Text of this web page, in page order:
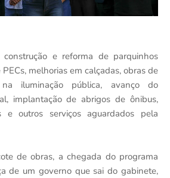
e reforma de parquinhos
melhorias em calçadas, obras de
iluminação pública, avanço do
implantação de abrigos de ônibus,
e outros serviços aguardados pela
de obras, a chegada do programa
de um governo que sai do gabinete,